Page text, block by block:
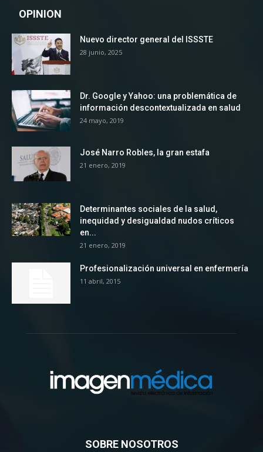
OPINION
Nuevo director general del ISSSTE
28 junio, 2025
Dr. Google y Yahoo: una problemática de
información descontextualizada en salud
24 mayo, 2019
José Narro Robles, la gran estafa
21 enero, 2019
Determinantes sociales de la salud,
inequidad y desigualdad nudos críticos
en...
21 enero, 2019
Profesionalización universal en enfermería
11 abril, 2015
SOBRE NOSOTROS